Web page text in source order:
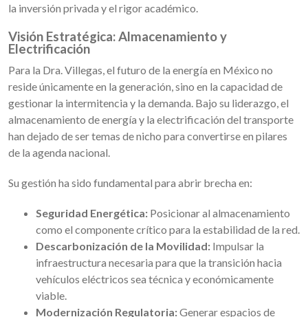
la inversión privada y el rigor académico.
Visión Estratégica: Almacenamiento y
Electrificación
Para la Dra. Villegas, el futuro de la energía en México no
reside únicamente en la generación, sino en la capacidad de
gestionar la intermitencia y la demanda. Bajo su liderazgo, el
almacenamiento de energía y la electrificación del transporte
han dejado de ser temas de nicho para convertirse en pilares
de la agenda nacional.
Su gestión ha sido fundamental para abrir brecha en:
Seguridad Energética: Posicionar al almacenamiento
como el componente crítico para la estabilidad de la red.
Descarbonización de la Movilidad: Impulsar la
infraestructura necesaria para que la transición hacia
vehículos eléctricos sea técnica y económicamente
viable.
Modernización Regulatoria:Generar espacios de